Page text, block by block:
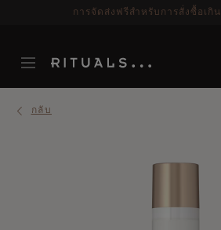
ระยะเวลาจัดส่ง 3-5 วันทำการ
กลับ